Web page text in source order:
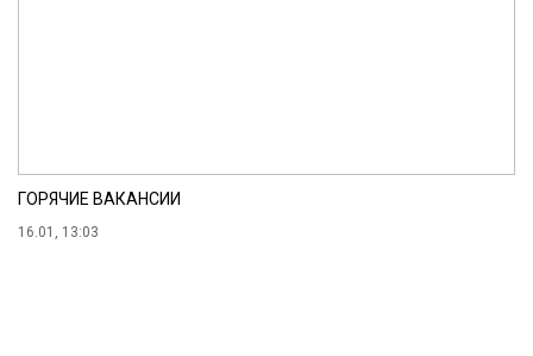
ГОРЯЧИЕ ВАКАНСИИ
16.01, 13:03